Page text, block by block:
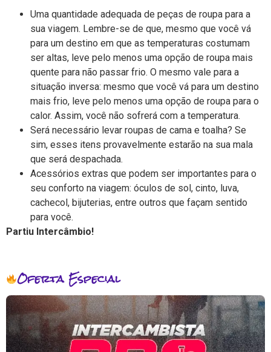
Uma quantidade adequada de peças de roupa para a
sua viagem. Lembre-se de que, mesmo que você vá
para um destino em que as temperaturas costumam
ser altas, leve pelo menos uma opção de roupa mais
quente para não passar frio. O mesmo vale para a
situação inversa: mesmo que você vá para um destino
mais frio, leve pelo menos uma opção de roupa para o
calor. Assim, você não sofrerá com a temperatura.
Será necessário levar roupas de cama e toalha? Se
sim, esses itens provavelmente estarão na sua mala
que será despachada.
Acessórios extras que podem ser importantes para o
seu conforto na viagem: óculos de sol, cinto, luva,
cachecol, bijuterias, entre outros que façam sentido
para você.
Partiu Intercâmbio!
Oferta Especial